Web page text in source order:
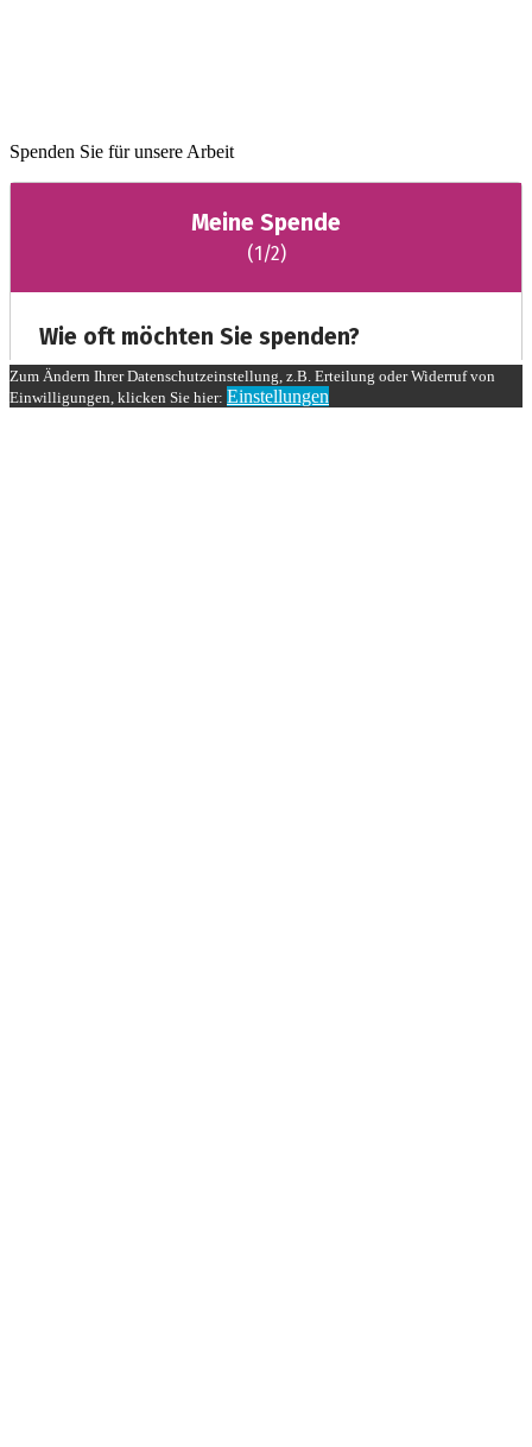
Spenden Sie für unsere Arbeit
Zum Ändern Ihrer Datenschutzeinstellung, z.B. Erteilung oder Widerruf von
Einwilligungen, klicken Sie hier: Einstellungen